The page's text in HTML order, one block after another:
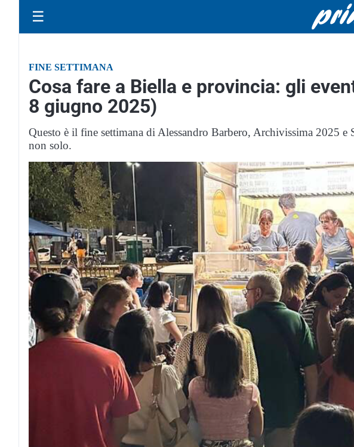
☰
FINE SETTIMANA
Cosa fare a Biella e provincia: gli
8 giugno 2025)
Questo è il fine settimana di Alessandro Barbero, Archivissima 2025
non solo.